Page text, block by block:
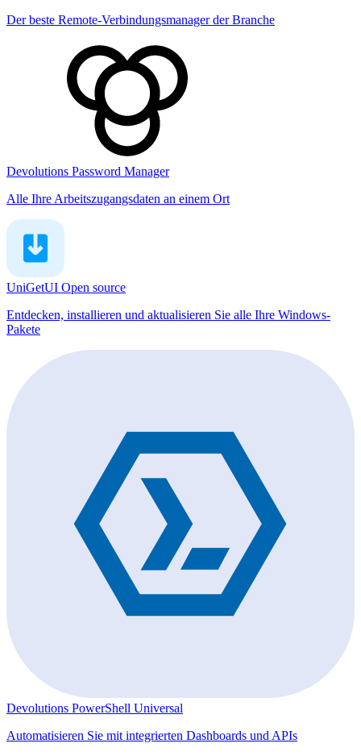
Der beste Remote-Verbindungsmanager der Branche
Devolutions Password Manager
Alle Ihre Arbeitszugangsdaten an einem Ort
UniGetUI Open source
Entdecken, installieren und aktualisieren Sie alle Ihre Windows-
Pakete
Devolutions PowerShell Universal
Automatisieren Sie mit integrierten Dashboards und APIs